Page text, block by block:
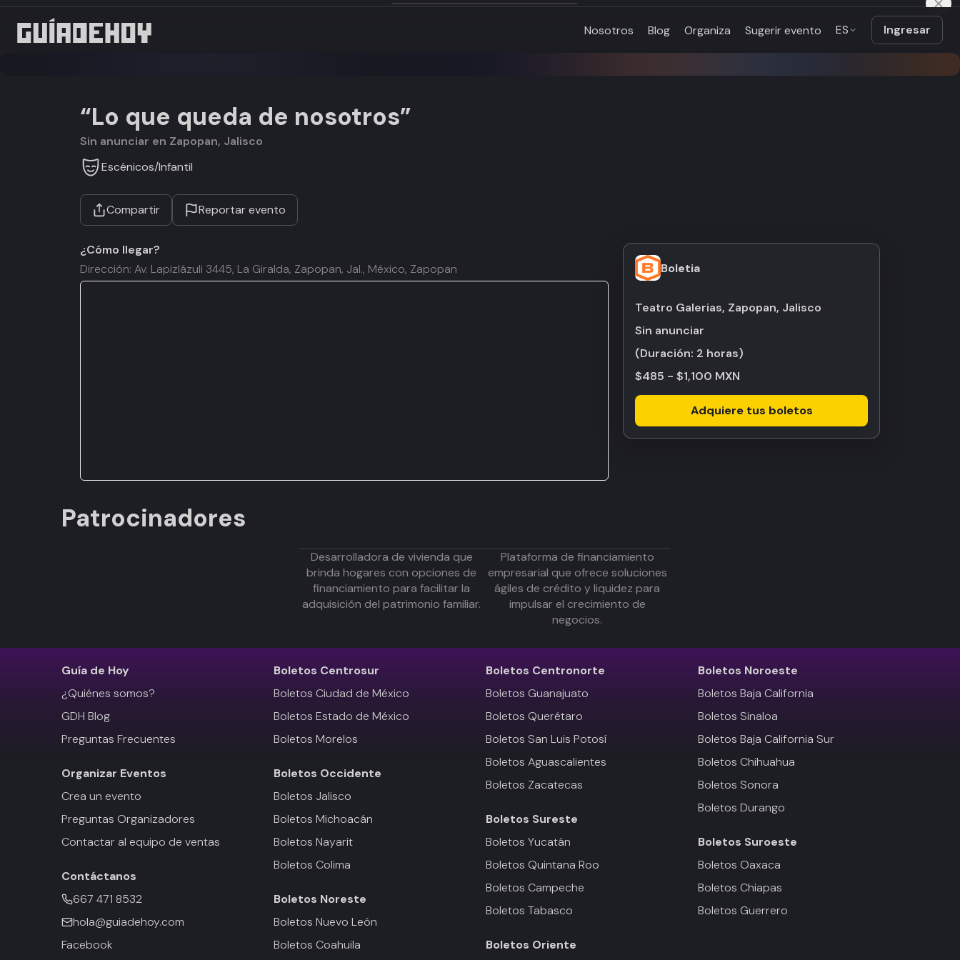
Nosotros Blog Organiza Sugerir evento ES Ingresar
“Lo que queda de nosotros”
Sin anunciar en Zapopan, Jalisco
Escénicos/Infantil
Compartir Reportar evento
Boletia
Teatro Galerias, Zapopan, Jalisco
Sin anunciar
(Duración: 2 horas)
$485 - $1,100 MXN
Adquiere tus boletos
¿Cómo llegar?
Dirección: Av. Lapizlázuli 3445, La Giralda, Zapopan, Jal., México, Zapopan
Patrocinadores
Desarrolladora de vivienda que
brinda hogares con opciones de
financiamiento para facilitar la
adquisición del patrimonio familiar.
Plataforma de financiamiento
empresarial que ofrece soluciones
ágiles de crédito y liquidez para
impulsar el crecimiento de
negocios.
Guía de Hoy
¿Quiénes somos?
GDH Blog
Preguntas Frecuentes
Organizar Eventos
Crea un evento
Preguntas Organizadores
Contactar al equipo de ventas
Contáctanos
667 471 8532
hola@guiadehoy.com
Facebook
Boletos Centrosur
Boletos Ciudad de México
Boletos Estado de México
Boletos Morelos
Boletos Occidente
Boletos Jalisco
Boletos Michoacán
Boletos Nayarit
Boletos Colima
Boletos Noreste
Boletos Nuevo León
Boletos Coahuila
Boletos Centronorte
Boletos Guanajuato
Boletos Querétaro
Boletos San Luis Potosí
Boletos Aguascalientes
Boletos Zacatecas
Boletos Sureste
Boletos Yucatán
Boletos Quintana Roo
Boletos Campeche
Boletos Tabasco
Boletos Oriente
Boletos Noroeste
Boletos Baja California
Boletos Sinaloa
Boletos Baja California Sur
Boletos Chihuahua
Boletos Sonora
Boletos Durango
Boletos Suroeste
Boletos Oaxaca
Boletos Chiapas
Boletos Guerrero